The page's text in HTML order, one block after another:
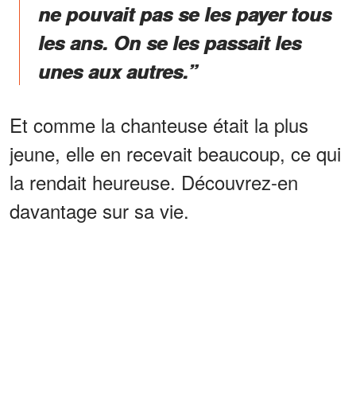
ne pouvait pas se les payer tous
les ans. On se les passait les
unes aux autres.”
Et comme la chanteuse était la plus
jeune, elle en recevait beaucoup, ce qui
la rendait heureuse. Découvrez-en
davantage sur sa vie.